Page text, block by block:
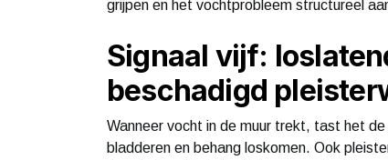
grijpen en het vochtprobleem structureel
Signaal vijf:
beschadigd
Wanneer vocht in de muur trekt, tast het
bladderen en behang loskomen. Ook